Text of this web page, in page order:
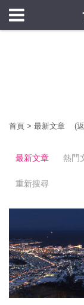
首頁 > 最新文章 (
最新文章 熱門
重新搜尋